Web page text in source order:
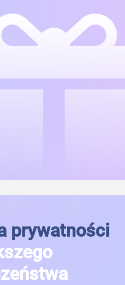
prywatności